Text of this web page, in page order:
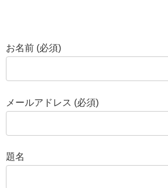
お名前 (必須)
メールアドレス (必須)
題名